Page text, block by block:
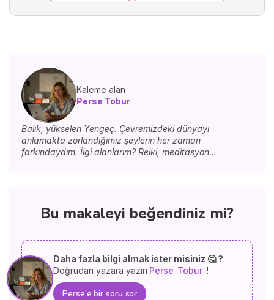
Kaleme alan
Perse Tobur
Balık, yükselen Yengeç. Çevremizdeki dünyayı
anlamakta zorlandığımız şeylerin her zaman
farkındaydım. İlgi alanlarım? Reiki, meditasyon...
Bu makaleyi beğendiniz mi?
Daha fazla bilgi almak ister misiniz 🤔 ?
Doğrudan yazara yazın Perse Tobur !
Perse'e bir soru sor